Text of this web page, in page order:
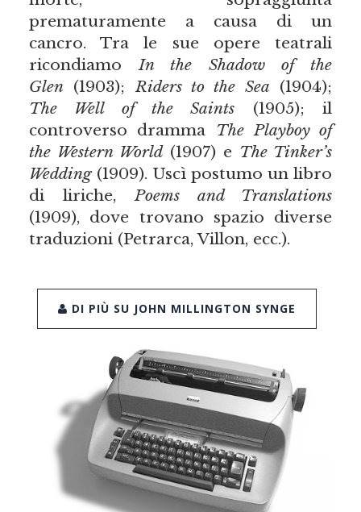
prematuramente a causa di un
cancro. Tra le sue opere teatrali
ricondiamoIn the Shadow of the
Glen(1903);Riders to the Sea (1904);
The Well of the Saints (1905); il
controverso dramma The Playboy of
the Western World(1907) e The Tinker’s
Wedding(1909). Uscì postumo un libro
di liriche,Poems and Translations
(1909), dove trovano spazio diverse
traduzioni (Petrarca, Villon, ecc.).
DI PIÙ SU JOHN MILLINGTON SYNGE